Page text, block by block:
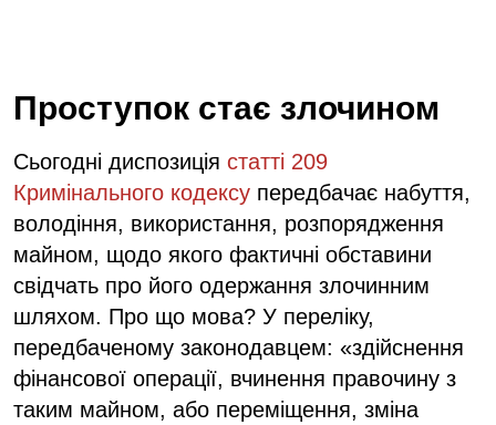
Проступок стає злочином
Сьогодні диспозиція статті 209
Кримінального кодексу передбачає набуття,
володіння, використання, розпорядження
майном, щодо якого фактичні обставини
свідчать про його одержання злочинним
шляхом. Про що мова? У переліку,
передбаченому законодавцем: «здійснення
фінансової операції, вчинення правочину з
таким майном, або переміщення, зміна